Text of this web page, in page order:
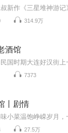
314.9万
酒馆
7373
丨剧情
27.5万